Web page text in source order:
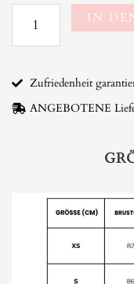
Menge
IN
Zufriedenheit
ANGEBOTENE